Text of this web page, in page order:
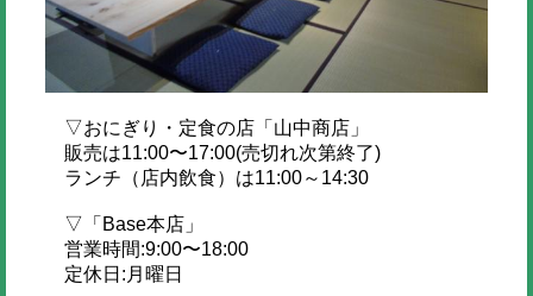
▽おにぎり・定食の店「山中商店」
販売は11:00〜17:00(売切れ次第終了)
ランチ（店内飲食）は11:00～14:30
▽「Base本店」
営業時間:9:00〜18:00
定休日:月曜日